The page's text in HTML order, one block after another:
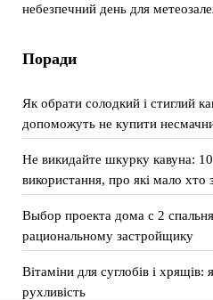
небезпечний день для
Поради
Як обрати солодкий і стиглий
допоможуть не купити
Не викидайте шкурку кавуна:
використання, про які мало хто
Выбор проекта дома с 2
рациональному застройщику
Вітаміни для суглобів і
рухливість